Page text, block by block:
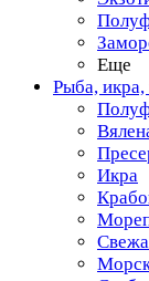
Еще
Рыба,
Икра